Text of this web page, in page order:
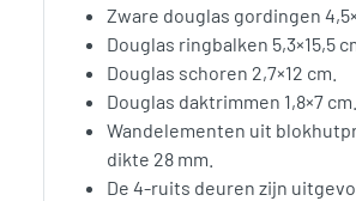
Zware douglas gordingen
Douglas ringbalken 5,3×15,5
Douglas schoren 2,7×12 cm.
Douglas daktrimmen 1,8×7 cm.
Wandelementen uit
dikte 28 mm.
De 4-ruits deuren zijn